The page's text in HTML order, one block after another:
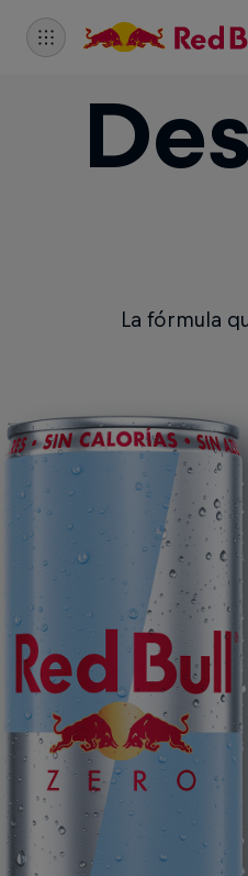
La fórmula